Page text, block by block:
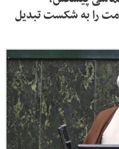
را به شکست تبدیل